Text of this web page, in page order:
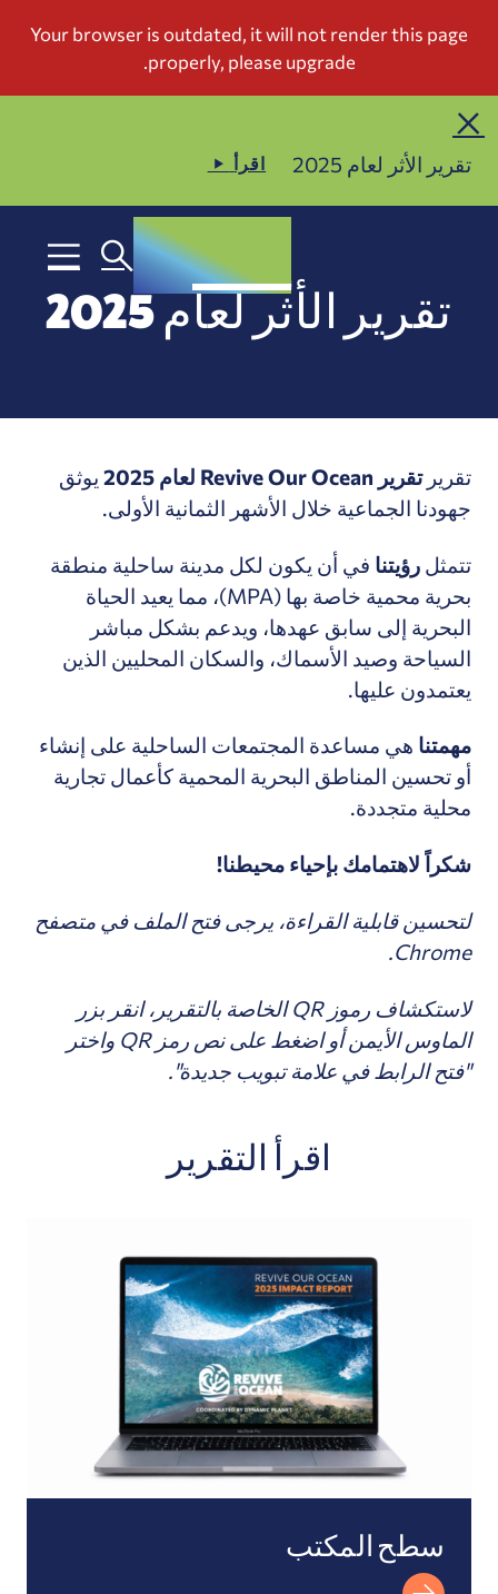
تقرير الأثر لعام 2025 اقرأ
تقرير الأثر لعام 2025
تقرير تقرير Revive Our Ocean لعام 2025
يوثق
جهودنا الجماعية خلال الأشهر الثمانية الأولى.
تتمثلرؤيتنافي أن يكون لكل مدينة ساحلية منطقة
بحرية محمية خاصة بها (MPA)، مما يعيد الحياة
البحرية إلى سابق عهدها، ويدعم بشكل مباشر
السياحة وصيد الأسماك، والسكان المحليين الذين
يعتمدون عليها.
مهمتناهي مساعدة المجتمعات الساحلية على إنشاء
أو تحسين المناطق البحرية المحمية كأعمال تجارية
محلية متجددة.
شكراً لاهتمامك بإحياء محيطنا!
لتحسين قابلية القراءة، يرجى فتح الملف في متصفح
Chrome.
لاستكشاف رموز QR الخاصة بالتقرير، انقر بزر
الماوس الأيمن أو اضغط على نص رمز QR واختر
"فتح الرابط في علامة تبويب جديدة".
اقرأ التقرير
سطح المكتب